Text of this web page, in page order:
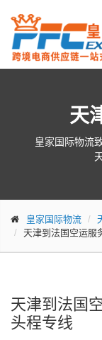
天
皇家国际物流
皇家国际物流
天津到法国空运服
天津到法国
头程专线